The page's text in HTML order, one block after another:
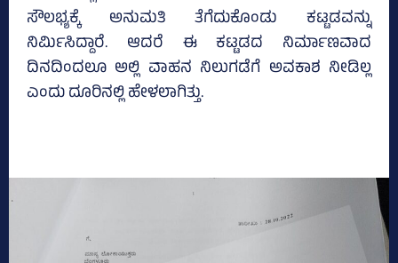
ಸೌಲಭ್ಯಕ್ಕೆ ಅನುಮತಿ ತೆಗೆದುಕೊಂಡು ಕಟ್ಟಡವನ್ನು
ನಿರ್ಮಿಸಿದ್ದಾರೆ. ಆದರೆ ಈ ಕಟ್ಟಡದ ನಿರ್ಮಾಣವಾದ
ದಿನದಿಂದಲೂ ಅಲ್ಲಿ ವಾಹನ ನಿಲುಗಡೆಗೆ ಅವಕಾಶ ನೀಡಿಲ್ಲ
ಎಂದು ದೂರಿನಲ್ಲಿ ಹೇಳಲಾಗಿತ್ತು.